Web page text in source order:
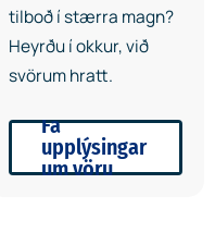
tilboð í stærra magn?
Heyrðu í okkur, við
svörum hratt.
Fá
upplýsingar
um vöru